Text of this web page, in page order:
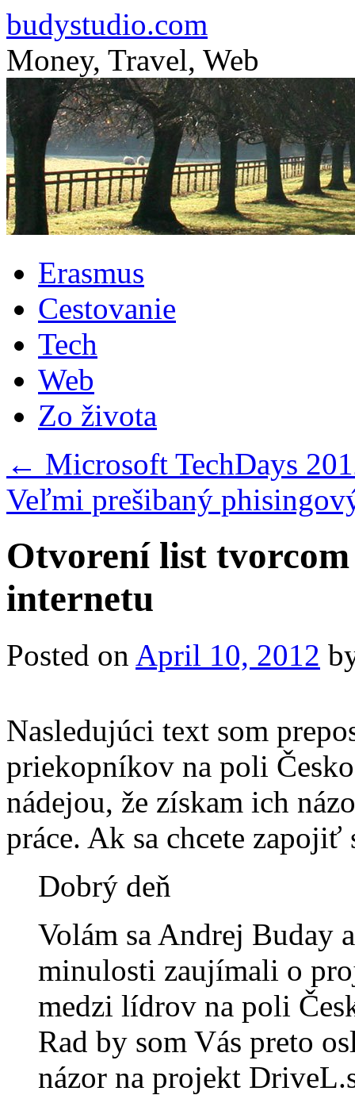
budystudio.com
Money, Travel, Web
to
contentErasmus
Cestovanie
Tech
Web
Zo života
← Microsoft TechDays
Veľmi prešibaný
Otvorení list tvorcom
internetu
Posted on April 10, 2012
Nasledujúci text som
priekopníkov na poli
nádejou, že získam ich
práce. Ak sa chcete zapojiť
Dobrý deň
Volám sa Andrej Buday
minulosti zaujímali o
medzi lídrov na poli
Rad by som Vás preto
názor na projekt